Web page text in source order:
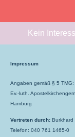
Kein
Impressum
Angaben gemäß § 5 TMG:
Ev.-luth.
Hamburg
Vertreten durch: Burkhard
Telefon: 040 761 1465-0